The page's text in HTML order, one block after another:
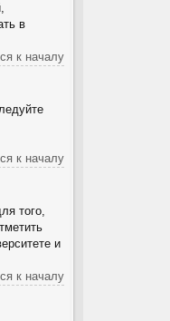
в
к началу
к началу
того,
и
к началу